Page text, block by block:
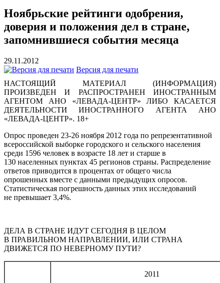
Ноябрьские рейтинги одобрения,
доверия и положения дел в стране,
запомнившиеся события месяца
29.11.2012
Версия для печати
НАСТОЯЩИЙ МАТЕРИАЛ (ИНФОРМАЦИЯ)
ПРОИЗВЕДЕН И РАСПРОСТРАНЕН ИНОСТРАННЫМ
АГЕНТОМ АНО «ЛЕВАДА-ЦЕНТР» ЛИБО КАСАЕТСЯ
ДЕЯТЕЛЬНОСТИ ИНОСТРАННОГО АГЕНТА АНО
«ЛЕВАДА-ЦЕНТР». 18+
Опрос проведен 23-26 ноября 2012 года по репрезентативной
всероссийской выборке городского и сельского населения
среди 1596 человек в возрасте 18 лет и старше в
130 населенных пунктах 45 регионов страны. Распределение
ответов приводится в процентах от общего числа
опрошенных вместе с данными предыдущих опросов.
Статистическая погрешность данных этих исследований
не превышает 3,4%.
ДЕЛА В СТРАНЕ ИДУТ СЕГОДНЯ В ЦЕЛОМ
В ПРАВИЛЬНОМ НАПРАВЛЕНИИ, ИЛИ СТРАНА
ДВИЖЕТСЯ ПО НЕВЕРНОМУ ПУТИ?
2011